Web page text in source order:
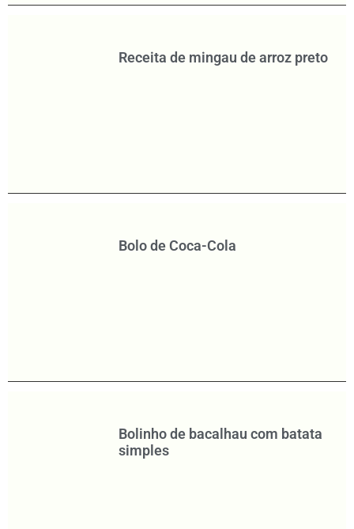
Receita de mingau de arroz preto
Bolo de Coca-Cola
Bolinho de bacalhau com batata
simples